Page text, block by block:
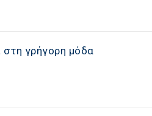
στη γρήγορη μόδα